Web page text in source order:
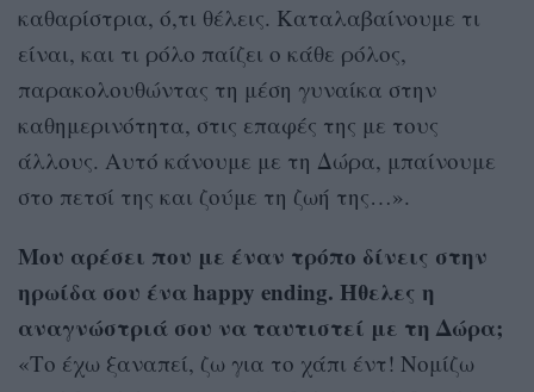
καθαρίστρια, ό,τι θέλεις. Καταλαβαίνουμε τι
είναι, και τι ρόλο παίζει ο κάθε ρόλος,
παρακολουθώντας τη μέση γυναίκα στην
καθημερινότητα, στις επαφές της με τους
άλλους. Αυτό κάνουμε με τη Δώρα, μπαίνουμε
στο πετσί της και ζούμε τη ζωή της…».
Μου αρέσει που με έναν τρόπο δίνεις στην
ηρωίδα σου ένα happy ending. Ήθελες η
αναγνώστριά σου να ταυτιστεί με τη Δώρα;
«Το έχω ξαναπεί, ζω για το χάπι έντ! Νομίζω